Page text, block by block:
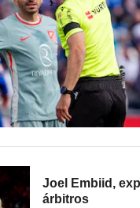
Joel Embiid,
árbitros